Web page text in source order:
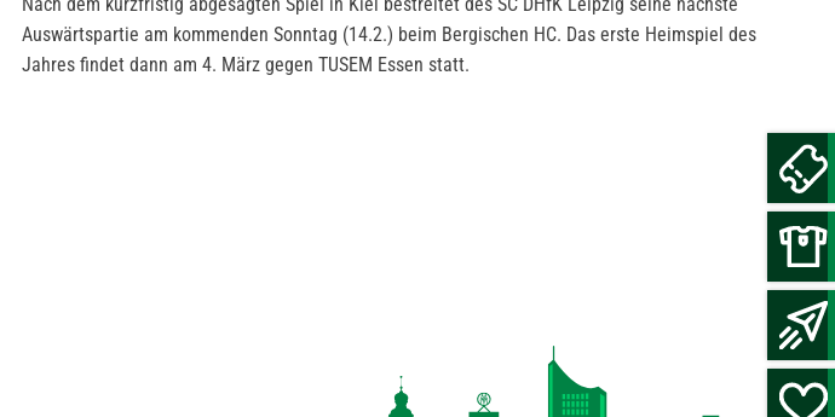
Auswärtspartie am kommenden Sonntag (14.2.) beim Bergischen HC. Das erste Heimspiel des
Jahres findet dann am 4. März gegen TUSEM Essen statt.